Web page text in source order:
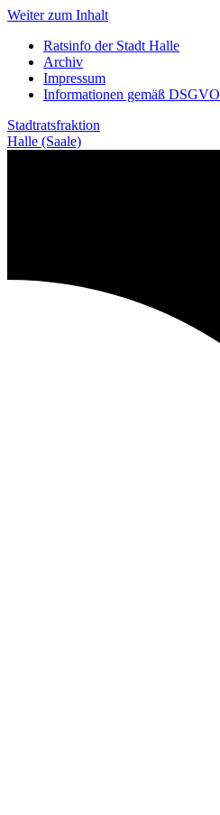
Weiter zum Inhalt
Ratsinfo der Stadt Halle
Archiv
Impressum
Informationen gemäß DSGVO
Stadtratsfraktion
Halle (Saale)